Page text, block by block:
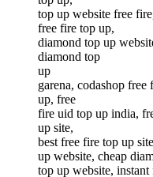
top up website free
free fire top up,
diamond top up
diamond top
up
garena, codashop
up, free
fire uid top up india,
up site,
best free fire top up
up website, cheap
top up website,